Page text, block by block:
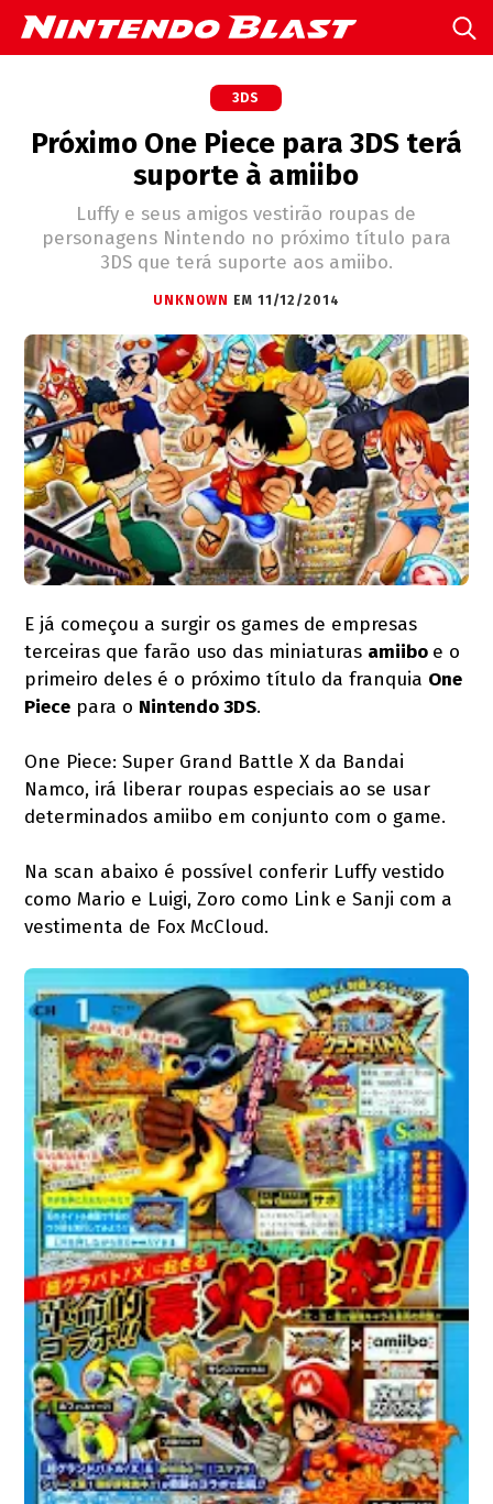
3DS
Próximo One Piece para 3DS terá
suporte à amiibo
Luffy e seus amigos vestirão roupas de
personagens Nintendo no próximo título para
3DS que terá suporte aos amiibo.
UNKNOWN EM 11/12/2014
E já começou a surgir os games de empresas
terceiras que farão uso das miniaturas amiibo e o
primeiro deles é o próximo título da franquia One
Piece para o Nintendo 3DS.
One Piece: Super Grand Battle X da Bandai
Namco, irá liberar roupas especiais ao se usar
determinados amiibo em conjunto com o game.
Na scan abaixo é possível conferir Luffy vestido
como Mario e Luigi, Zoro como Link e Sanji com a
vestimenta de Fox McCloud.